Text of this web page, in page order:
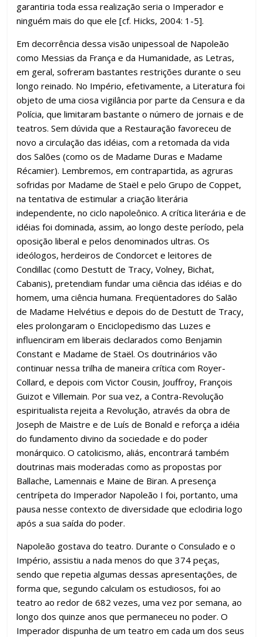
garantiria toda essa realização seria o Imperador e
ninguém mais do que ele [cf. Hicks, 2004: 1-5].
Em decorrência dessa visão unipessoal de Napoleão
como Messias da França e da Humanidade, as Letras,
em geral, sofreram bastantes restrições durante o seu
longo reinado. No Império, efetivamente, a Literatura foi
objeto de uma ciosa vigilância por parte da Censura e da
Polícia, que limitaram bastante o número de jornais e de
teatros. Sem dúvida que a Restauração favoreceu de
novo a circulação das idéias, com a retomada da vida
dos Salões (como os de Madame Duras e Madame
Récamier). Lembremos, em contrapartida, as agruras
sofridas por Madame de Staël e pelo Grupo de Coppet,
na tentativa de estimular a criação literária
independente, no ciclo napoleônico. A crítica literária e de
idéias foi dominada, assim, ao longo deste período, pela
oposição liberal e pelos denominados ultras. Os
ideólogos, herdeiros de Condorcet e leitores de
Condillac (como Destutt de Tracy, Volney, Bichat,
Cabanis), pretendiam fundar uma ciência das idéias e do
homem, uma ciência humana. Freqüentadores do Salão
de Madame Helvétius e depois do de Destutt de Tracy,
eles prolongaram o Enciclopedismo das Luzes e
influenciram em liberais declarados como Benjamin
Constant e Madame de Staël. Os doutrinários vão
continuar nessa trilha de maneira crítica com Royer-
Collard, e depois com Victor Cousin, Jouffroy, François
Guizot e Villemain. Por sua vez, a Contra-Revolução
espiritualista rejeita a Revolução, através da obra de
Joseph de Maistre e de Luís de Bonald e reforça a idéia
do fundamento divino da sociedade e do poder
monárquico. O catolicismo, aliás, encontrará também
doutrinas mais moderadas como as propostas por
Ballache, Lamennais e Maine de Biran. A presença
centrípeta do Imperador Napoleão I foi, portanto, uma
pausa nesse contexto de diversidade que eclodiria logo
após a sua saída do poder.
Napoleão gostava do teatro. Durante o Consulado e o
Império, assistiu a nada menos do que 374 peças,
sendo que repetia algumas dessas apresentações, de
forma que, segundo calculam os estudiosos, foi ao
teatro ao redor de 682 vezes, uma vez por semana, ao
longo dos quinze anos que permaneceu no poder. O
Imperador dispunha de um teatro em cada um dos seus